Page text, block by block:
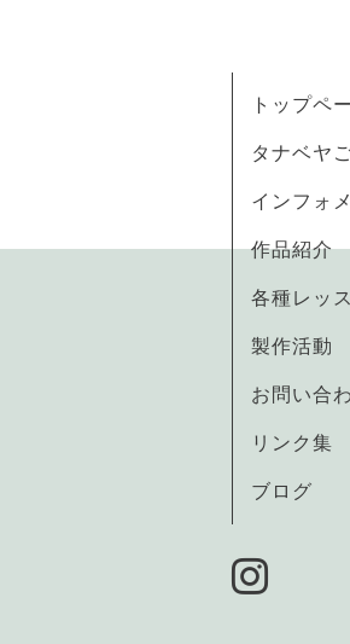
トップペ
タナベヤ
インフォ
作品紹
各種レッ
製作活動
お問い合
リンク集
ブログ